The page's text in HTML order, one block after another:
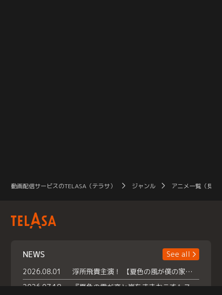
動画配信サービスのTELASA（テラサ） ジャンル アニメ一覧（見放
NEWS
See all
2026.08.01
浮所飛貴主演！ 【夏色の風が僕の家にやってきた】 本日よりテラサで独占配信スタート！
2026.07.18
『夏色の雲が恋と嵐をまきおこす』スペシャルメイキング 【Part1】2026年７月18日（土）23時30分～配信スタート！話題のシーンの裏側を大公開！豪華キャスト大集合！ 『武宮家 真夏の家族会議』開催！